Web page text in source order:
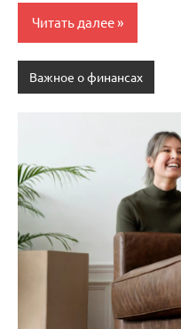
Читать далее
Важное о финансах